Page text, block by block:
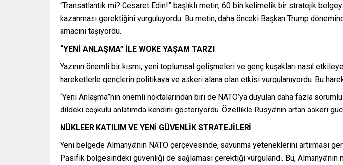
“Transatlantik mi? Cesaret Edin!” başlıklı metin, 60 bin kelimelik bir stratejik
kazanması gerektiğini vurguluyordu. Bu metin, daha önceki Başkan Trump
amacını taşıyordu.
“YENİ ANLAŞMA” İLE WOKE YAŞAM TARZI
Yazının önemli bir kısmı, yeni toplumsal gelişmeleri ve genç kuşakları nasıl
hareketlerle gençlerin politikaya ve askeri alana olan etkisi vurgulanıyordu. Bu
“Yeni Anlaşma”nın önemli noktalarından biri de NATO’ya duyulan daha fazla
dildeki coşkulu anlatımda kendini gösteriyordu. Özellikle Rusya’nın artan askeri
NÜKLEER KATILIM VE YENİ GÜVENLİK STRATEJİLERİ
Yeni belgede Almanya’nın NATO çerçevesinde, savunma yeteneklerini artırması
Pasifik bölgesindeki güvenliği de sağlaması gerektiği vurgulandı. Bu,